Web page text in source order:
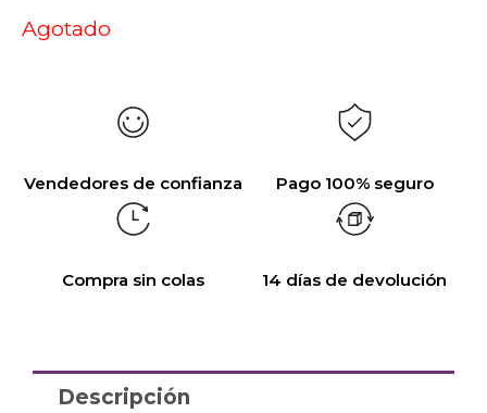
Agotado
Vendedores de confianza Pago 100% seguro
Compra sin colas 14 días de devolución
Descripción